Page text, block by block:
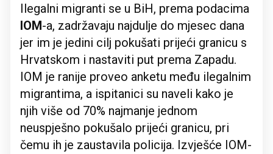
Ilegalni migranti se u BiH, prema podacima
IOM-a, zadržavaju najdulje do mjesec dana
jer im je jedini cilj pokušati prijeći granicu s
Hrvatskom i nastaviti put prema Zapadu.
IOM je ranije proveo anketu među ilegalnim
migrantima, a ispitanici su naveli kako je
njih više od 70% najmanje jednom
neuspješno pokušalo prijeći granicu, pri
čemu ih je zaustavila policija. Izvješće IOM-